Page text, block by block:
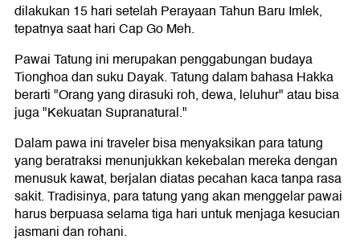
dilakukan 15 hari setelah Perayaan Tahun Baru Imlek,
tepatnya saat hari Cap Go Meh.
Pawai Tatung ini merupakan penggabungan budaya
Tionghoa dan suku Dayak. Tatung dalam bahasa Hakka
berarti "Orang yang dirasuki roh, dewa, leluhur" atau bisa
juga "Kekuatan Supranatural."
Dalam pawa ini traveler bisa menyaksikan para tatung
yang beratraksi menunjukkan kekebalan mereka dengan
menusuk kawat, berjalan diatas pecahan kaca tanpa rasa
sakit. Tradisinya, para tatung yang akan menggelar pawai
harus berpuasa selama tiga hari untuk menjaga kesucian
jasmani dan rohani.